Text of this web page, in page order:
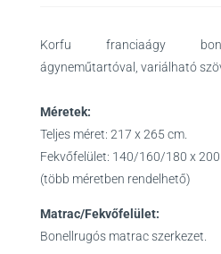
Korfu franciaágy
ágyneműtartóval, variálható
Méretek:
Teljes méret: 217 x 265 cm.
Fekvőfelület: 140/160/180 x 200
(több méretben rendelhető)
Matrac/Fekvőfelület:
Bonellrugós matrac szerkezet.